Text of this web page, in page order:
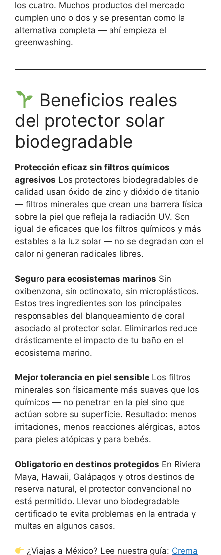
los cuatro. Muchos productos del mercado
cumplen uno o dos y se presentan como la
alternativa completa — ahí empieza el
greenwashing.
Beneficios reales
del protector solar
biodegradable
Protección eficaz sin filtros químicos
agresivos Los protectores biodegradables de
calidad usan óxido de zinc y dióxido de titanio
— filtros minerales que crean una barrera física
sobre la piel que refleja la radiación UV. Son
igual de eficaces que los filtros químicos y más
estables a la luz solar — no se degradan con el
calor ni generan radicales libres.
Seguro para ecosistemas marinos Sin
oxibenzona, sin octinoxato, sin microplásticos.
Estos tres ingredientes son los principales
responsables del blanqueamiento de coral
asociado al protector solar. Eliminarlos reduce
drásticamente el impacto de tu baño en el
ecosistema marino.
Mejor tolerancia en piel sensible Los filtros
minerales son físicamente más suaves que los
químicos — no penetran en la piel sino que
actúan sobre su superficie. Resultado: menos
irritaciones, menos reacciones alérgicas, aptos
para pieles atópicas y para bebés.
Obligatorio en destinos protegidos En Riviera
Maya, Hawaii, Galápagos y otros destinos de
reserva natural, el protector convencional no
está permitido. Llevar uno biodegradable
certificado te evita problemas en la entrada y
multas en algunos casos.
¿Viajas a México? Lee nuestra guía: Crema